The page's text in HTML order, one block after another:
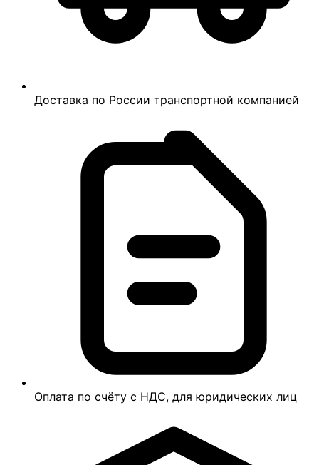
Доставка по России транспортной компанией
Оплата по счёту с НДС, для юридических лиц